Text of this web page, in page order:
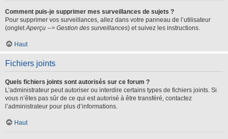
Comment puis-je supprimer mes surveillances de sujets ?
Pour supprimer vos surveillances, allez dans votre panneau de l’utilisateur
(ongletAperçu --> Gestion des surveillances) et suivez les instructions.
Haut
Fichiers joints
Quels fichiers joints sont autorisés sur ce forum ?
L’administrateur peut autoriser ou interdire certains types de fichiers joints. Si
vous n’êtes pas sûr de ce qui est autorisé à être transféré, contactez
l’administrateur pour plus d’informations.
Haut